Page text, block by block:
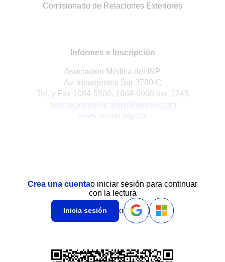
Comisionado de Relaciones Exteriores
Informes e Inscripción
Asociación Médica del INP
Av. Insurgentes Sur 3700-C
Tel. y Fax 1084-5508, 1084-0900 ext. 1245
asociacionmedicainp@hotmail.com
www.aminp.org.mx
Crea una cuentao iniciar sesión para continuar
con la lectura
Inicia sesión o